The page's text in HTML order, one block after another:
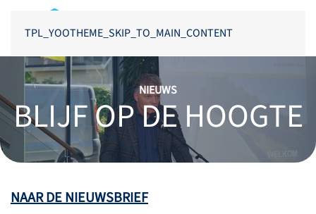
TPL_YOOTHEME_SKIP_TO_MAIN_CONTENT
NIEUWS
BLIJF OP DE HOOGTE
NAAR DE NIEUWSBRIEF